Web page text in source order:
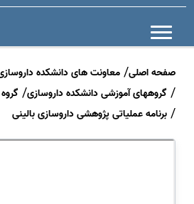
صفحه اصلی معاونت های دانشکده
گروههای آموزشی دانشکده داروسازی
برنامه عملیاتی پژوهشی داروسازی بالینی